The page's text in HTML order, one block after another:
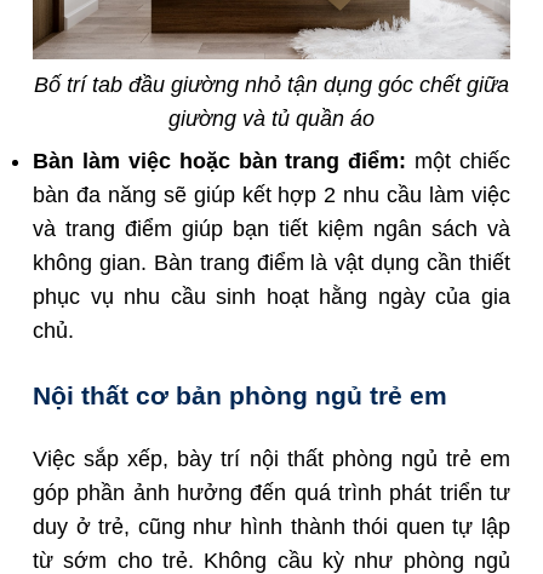
Bố trí tab đầu giường nhỏ tận dụng góc chết giữa
giường và tủ quần áo
Bàn làm việc hoặc bàn trang điểm: một chiếc
bàn đa năng sẽ giúp kết hợp 2 nhu cầu làm việc
và trang điểm giúp bạn tiết kiệm ngân sách và
không gian. Bàn trang điểm là vật dụng cần thiết
phục vụ nhu cầu sinh hoạt hằng ngày của gia
chủ.
Nội thất cơ bản phòng ngủ trẻ em
Việc sắp xếp, bày trí nội thất phòng ngủ trẻ em
góp phần ảnh hưởng đến quá trình phát triển tư
duy ở trẻ, cũng như hình thành thói quen tự lập
từ sớm cho trẻ. Không cầu kỳ như phòng ngủ